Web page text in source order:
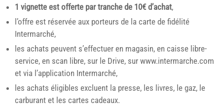
1 vignette est offerte par tranche de 10€ d’achat,
l’offre est réservée aux porteurs de la carte de fidélité
Intermarché,
les achats peuvent s’effectuer en magasin, en caisse libre-
service, en scan libre, sur le Drive, sur www.intermarche.com
et via l’application Intermarché,
les achats éligibles excluent la presse, les livres, le gaz, le
carburant et les cartes cadeaux.